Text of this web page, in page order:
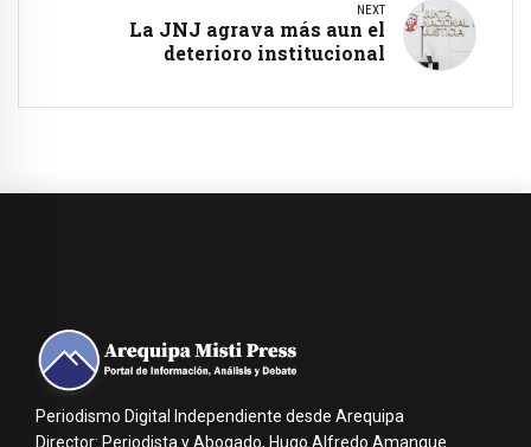
NEXT
La JNJ agrava más aun el
deterioro institucional
Periodismo Digital Independiente desde Arequipa
Director: Periodista y Abogado, Hugo Alfredo Amanque